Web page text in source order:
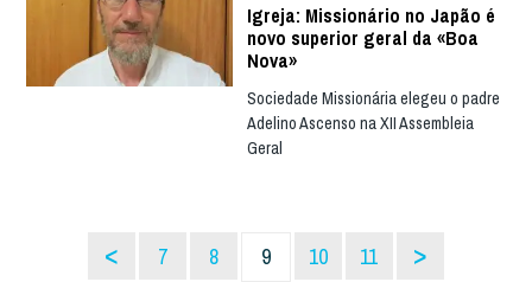
Igreja: Missionário no Japão é
novo superior geral da «Boa
Nova»
Sociedade Missionária elegeu o padre
Adelino Ascenso na XII Assembleia
Geral
< 7 8 9 10 11 >